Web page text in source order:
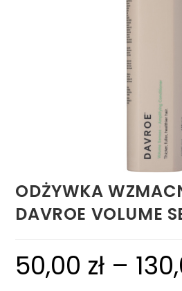
ODŻYWKA
DAVROE VOLUME
50,00 zł –